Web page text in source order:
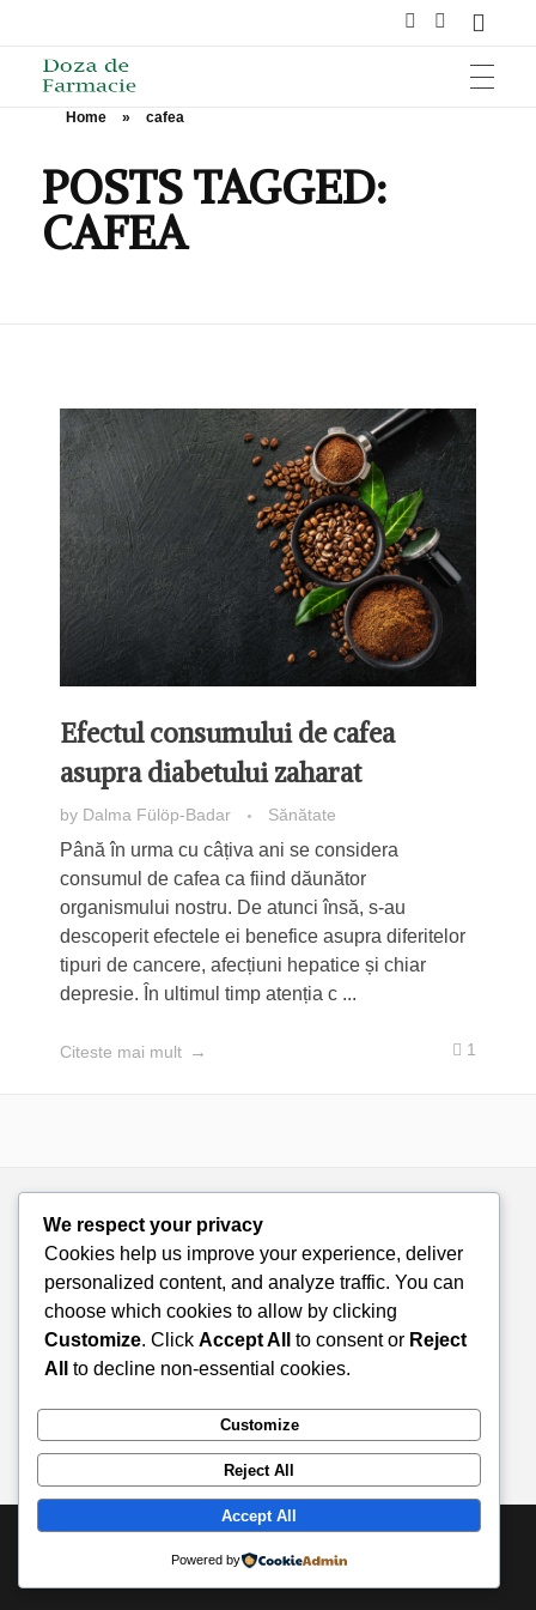
SĂNĂTATE
ÎNGRIJIRE ȘI FRUMUSEȚE
Home » cafea
POSTS TAGGED:
CAFEA
Efectul consumului de cafea
asupra diabetului zaharat
by Dalma Fülöp-Badar Sănătate
Până în urma cu câțiva ani se considera
consumul de cafea ca fiind dăunător
organismului nostru. De atunci însă, s-au
descoperit efectele ei benefice asupra diferitelor
tipuri de cancere, afecțiuni hepatice și chiar
depresie. În ultimul timp atenția c ...
Citeste mai mult 1
© 2026 Doza de Farmacie. All rights reserved.
We respect your privacy
Cookies help us improve your experience, deliver
personalized content, and analyze traffic. You can
choose which cookies to allow by clicking
Customize. Click Accept All to consent or Reject
All
to decline non-essential cookies.
Customize
Reject All
Accept All
Powered by